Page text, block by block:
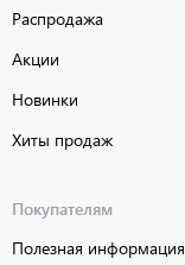
Распродажа
Акции
Новинки
Хиты продаж
Покупателям
Полезная информация